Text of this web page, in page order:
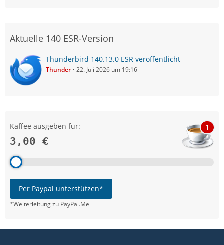
Aktuelle 140 ESR-Version
Thunderbird 140.13.0 ESR veröffentlicht
Thunder 22. Juli 2026 um 19:16
Kaffee ausgeben für:
3,00 €
1
Per Paypal unterstützen*
*Weiterleitung zu PayPal.Me